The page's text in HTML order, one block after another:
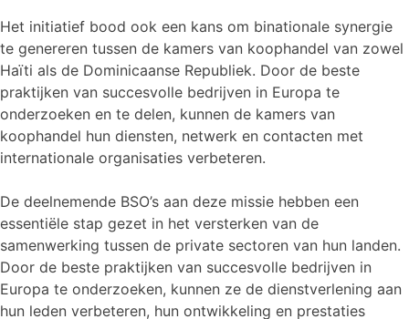
Het initiatief bood ook een kans om binationale synergie
te genereren tussen de kamers van koophandel van zowel
Haïti als de Dominicaanse Republiek. Door de beste
praktijken van succesvolle bedrijven in Europa te
onderzoeken en te delen, kunnen de kamers van
koophandel hun diensten, netwerk en contacten met
internationale organisaties verbeteren.
De deelnemende BSO’s aan deze missie hebben een
essentiële stap gezet in het versterken van de
samenwerking tussen de private sectoren van hun landen.
Door de beste praktijken van succesvolle bedrijven in
Europa te onderzoeken, kunnen ze de dienstverlening aan
hun leden verbeteren, hun ontwikkeling en prestaties